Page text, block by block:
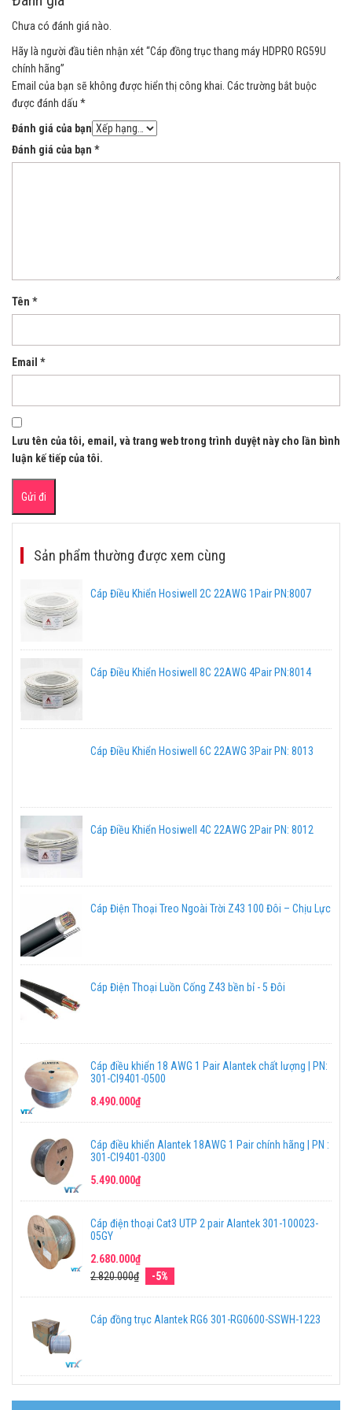
Chưa có đánh giá nào.
Hãy là người đầu tiên nhận xét “Cáp đồng trục thang máy HDPRO RG59U
chính hãng”
Email của bạn sẽ không được hiển thị công khai. Các trường bắt buộc
được đánh dấu *
Đánh giá của bạn
Đánh giá của bạn *
Tên *
Email *
Lưu tên của tôi, email, và trang web trong trình duyệt này cho lần bình
luận kế tiếp của tôi.
Sản phẩm thường được xem cùng
Cáp Điều Khiển Hosiwell 2C 22AWG 1Pair PN:8007
Cáp Điều Khiển Hosiwell 8C 22AWG 4Pair PN:8014
Cáp Điều Khiển Hosiwell 6C 22AWG 3Pair PN: 8013
Cáp Điều Khiển Hosiwell 4C 22AWG 2Pair PN: 8012
Cáp Điện Thoại Treo Ngoài Trời Z43 100 Đôi – Chịu Lực
Cáp Điện Thoại Luồn Cống Z43 bền bỉ - 5 Đôi
Cáp điều khiển 18 AWG 1 Pair Alantek chất lượng | PN:
301-CI9401-0500
8.490.000₫
Cáp điều khiển Alantek 18AWG 1 Pair chính hãng | PN :
301-CI9401-0300
5.490.000₫
Cáp điện thoại Cat3 UTP 2 pair Alantek 301-100023-
05GY
2.680.000₫
2.820.000₫
-5%
Cáp đồng trục Alantek RG6 301-RG0600-SSWH-1223